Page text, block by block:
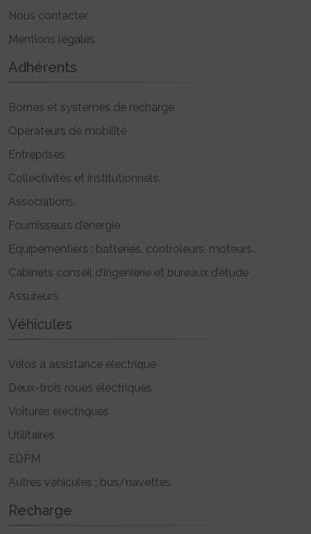
Nous contacter
Mentions légales
Adhérents
Bornes et systèmes de recharge
Opérateurs de mobilité
Entreprises
Collectivités et institutionnels
Associations
Fournisseurs d’énergie
Equipementiers : batteries, contrôleurs, moteurs..
Cabinets conseil d’ingénierie et bureaux d’étude
Assureurs
Véhicules
Vélos à assistance électrique
Deux-trois roues électriques
Voitures électriques
Utilitaires
EDPM
Autres véhicules : bus/navettes
Recharge